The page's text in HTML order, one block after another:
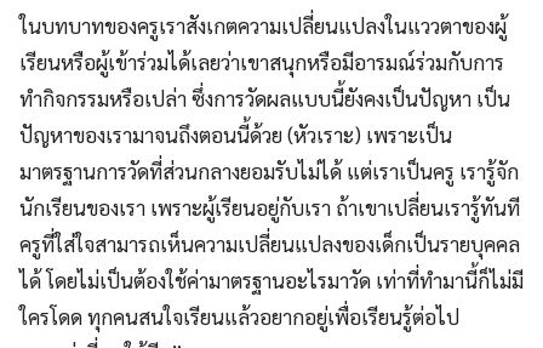
ในบทบาทของครูเราสังเกตความเปลี่ยนแปลงในแววตาของผู้
เรียนหรือผู้เข้าร่วมได้เลยว่าเขาสนุกหรือมีอารมณ์ร่วมกับการ
ทำกิจกรรมหรือเปล่า ซึ่งการวัดผลแบบนี้ยังคงเป็นปัญหา เป็น
ปัญหาของเรามาจนถึงตอนนี้ด้วย (หัวเราะ) เพราะเป็น
มาตรฐานการวัดที่ส่วนกลางยอมรับไม่ได้ แต่เราเป็นครู เรารู้จัก
นักเรียนของเรา เพราะผู้เรียนอยู่กับเรา ถ้าเขาเปลี่ยนเรารู้ทันที
ครูที่ใส่ใจสามารถเห็นความเปลี่ยนแปลงของเด็กเป็นรายบุคคล
ได้ โดยไม่เป็นต้องใช้ค่ามาตรฐานอะไรมาวัด เท่าที่ทำมานี้ก็ไม่มี
ใครโดด ทุกคนสนใจเรียนแล้วอยากอยู่เพื่อเรียนรู้ต่อไป